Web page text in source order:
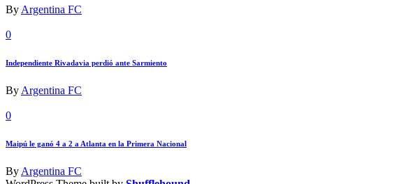
By Argentina FC
0
Independiente Rivadavia perdió ante Sarmiento
By Argentina FC
0
Maipú le ganó 4 a 2 a Atlanta en la Primera Nacional
By Argentina FC